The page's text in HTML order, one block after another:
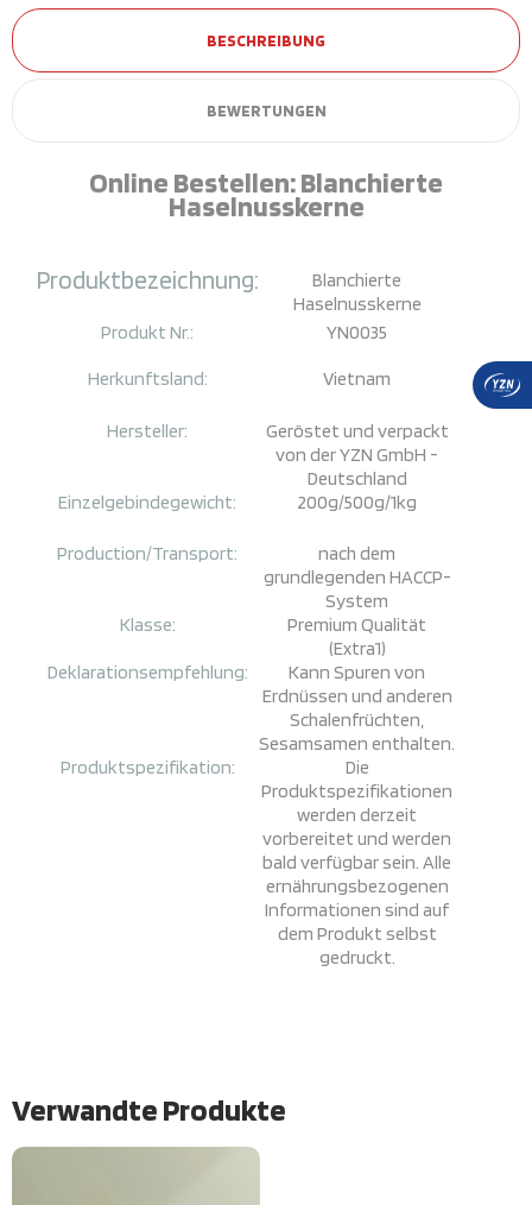
BESCHREIBUNG
BEWERTUNGEN
Online Bestellen: Blanchierte
Haselnusskerne
Produktbezeichnung:
Blanchierte
Haselnusskerne
Produkt Nr.:
YN0035
Herkunftsland: Vietnam
Hersteller:
Geröstet und verpackt
von der YZN GmbH -
Deutschland
Einzelgebindegewicht:
200g/500g/1kg
Production/Transport:
nach dem
grundlegenden HACCP-
System
Klasse:
Premium Qualität
(Extra1)
Deklarationsempfehlung:
Kann Spuren von
Erdnüssen und anderen
Schalenfrüchten,
Sesamsamen enthalten.
Produktspezifikation:
Die
Produktspezifikationen
werden derzeit
vorbereitet und werden
bald verfügbar sein. Alle
ernährungsbezogenen
Informationen sind auf
dem Produkt selbst
gedruckt.
Verwandte Produkte